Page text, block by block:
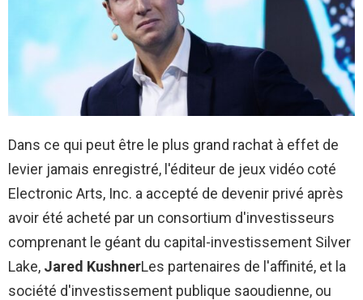
Dans ce qui peut être le plus grand rachat à effet de
levier jamais enregistré, l'éditeur de jeux vidéo coté
Electronic Arts, Inc. a accepté de devenir privé après
avoir été acheté par un consortium d'investisseurs
comprenant le géant du capital-investissement Silver
Lake, Jared KushnerLes partenaires de l'affinité, et la
société d'investissement publique saoudienne, ou